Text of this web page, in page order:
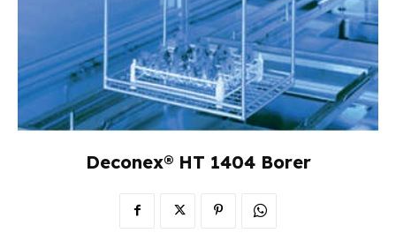
Deconex® HT 1404 Borer